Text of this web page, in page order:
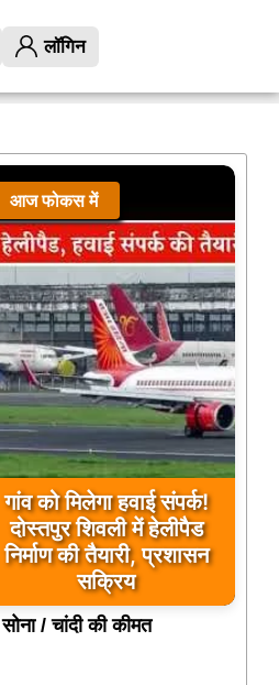
लॉगिन
आज फोकस में
यूपी के बहराइच में बड़ा हादसा,
कौड़ियाला नदी में नाव पलटी,
17 लापता, एक का शव मिला
सोना / चांदी की कीमत